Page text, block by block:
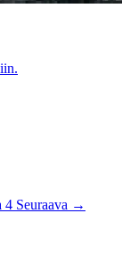
4 Seuraava →